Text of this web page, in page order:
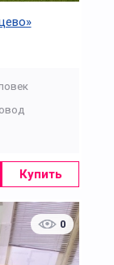
Купить
0